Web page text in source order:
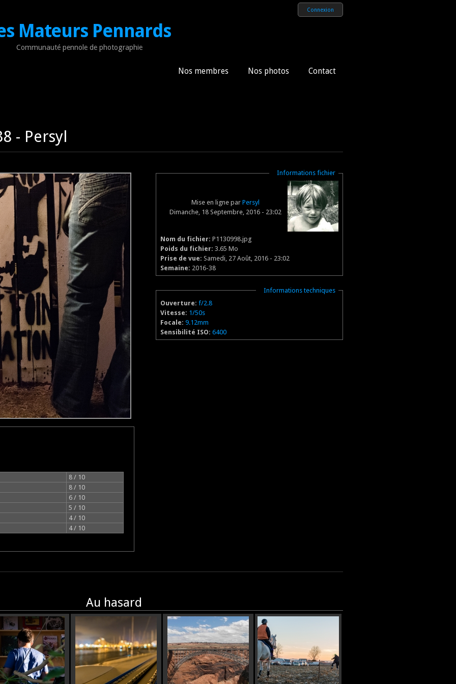
Mateurs Pennards
Communauté pennole de photographie
Connexion
Nos membres Nos photos Contact
- Persyl
8 / 10
8 / 10
6 / 10
5 / 10
4 / 10
4 / 10
Masquer
Informations fichier
Mise en ligne par Persyl
Dimanche, 18 Septembre, 2016 - 23:02
Nom du fichier: P1130998.jpg
Poids du fichier: 3.65 Mo
Prise de vue: Samedi, 27 Août, 2016 - 23:02
Semaine: 2016-38
Masquer
Informations techniques
Ouverture: f/2.8
Vitesse: 1/50s
Focale: 9.12mm
Sensibilité ISO: 6400
Au hasard